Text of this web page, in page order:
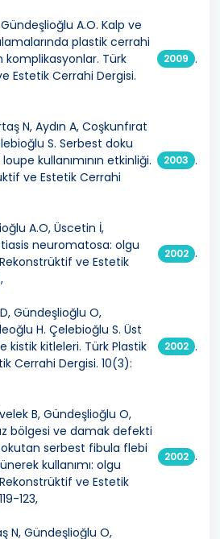
A.O. Kalp ve
plastik cerrahi
komplikasyonlar. Türk
Estetik Cerrahi Dergisi.
2009 .
N, Aydın A, Coşkunfırat
S. Serbest doku
kullanımının etkinliği.
ve Estetik Cerrahi
2003 .
A.O, Üscetin İ,
neuromatosa: olgu
ve Estetik
2002 .
D, Gündeşlioğlu O,
H. Çelebioğlu S. Üst
kistik kitleleri. Türk Plastik
Cerrahi Dergisi. 10(3):
2002 .
B, Gündeşlioğlu O,
bölgesi ve damak defekti
serbest fibula flebi
kullanımı: olgu
ve Estetik
123,
2002 .
N, Gündeşlioğlu O,